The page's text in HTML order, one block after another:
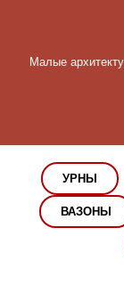
Малые
УРНЫ
ВАЗОНЫ